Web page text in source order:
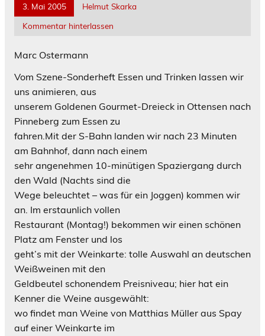
3. Mai 2005
Helmut Skarka
Kommentar hinterlassen
Marc Ostermann
Vom Szene-Sonderheft Essen und Trinken lassen wir
uns animieren, aus
unserem Goldenen Gourmet-Dreieck in Ottensen nach
Pinneberg zum Essen zu
fahren.Mit der S-Bahn landen wir nach 23 Minuten
am Bahnhof, dann nach einem
sehr angenehmen 10-minütigen Spaziergang durch
den Wald (Nachts sind die
Wege beleuchtet – was für ein Joggen) kommen wir
an. Im erstaunlich vollen
Restaurant (Montag!) bekommen wir einen schönen
Platz am Fenster und los
geht’s mit der Weinkarte: tolle Auswahl an deutschen
Weißweinen mit den
Geldbeutel schonendem Preisniveau; hier hat ein
Kenner die Weine ausgewählt:
wo findet man Weine von Matthias Müller aus Spay
auf einer Weinkarte im